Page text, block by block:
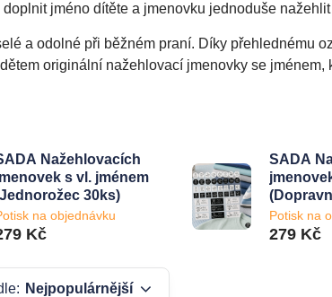
jméno dítěte a jmenovku jednoduše
a odolné při běžném praní. Díky přehlednému
originální nažehlovací jmenovky se
Nažehlovacích
s vl. jménem
30ks)
na objednávku
Kč
SADA
43ks)
Potisk na
279 Kč
Nejpopulárnější